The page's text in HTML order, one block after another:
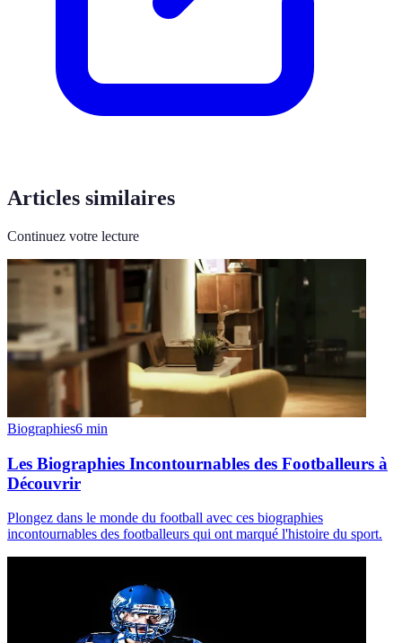
Articles similaires
Continuez votre lecture
Biographies6 min
Les Biographies Incontournables des Footballeurs à
Découvrir
Plongez dans le monde du football avec ces biographies
incontournables des footballeurs qui ont marqué l'histoire du sport.